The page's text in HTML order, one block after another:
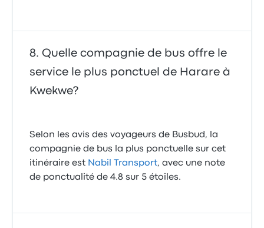
Quelle compagnie de bus offre le
service le plus ponctuel de Harare à
Kwekwe?
Selon les avis des voyageurs de Busbud, la
compagnie de bus la plus ponctuelle sur cet
itinéraire est Nabil Transport, avec une note
de ponctualité de 4.8 sur 5 étoiles.